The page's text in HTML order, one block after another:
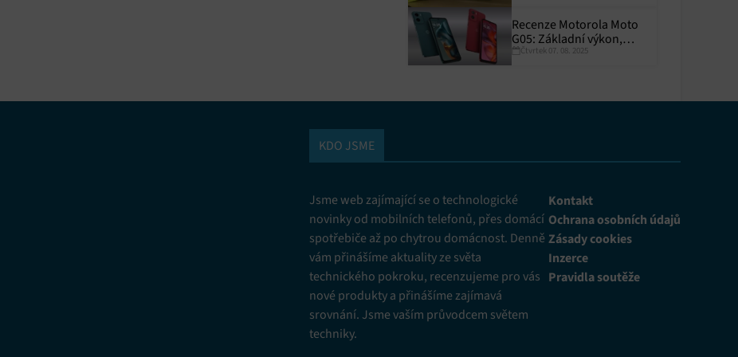
Recenze Motorola Moto
G05: Základní výkon,
skvělá výdrž
Čtvrtek 07. 08. 2025
KDO JSME
Jsme web zajímající se o technologické
novinky od mobilních telefonů, přes domácí
spotřebiče až po chytrou domácnost. Denně
vám přinášíme aktuality ze světa
technického pokroku, recenzujeme pro vás
nové produkty a přinášíme zajímavá
srovnání. Jsme vaším průvodcem světem
techniky.
Kontakt
Ochrana osobních údajů
Zásady cookies
Inzerce
Pravidla soutěže